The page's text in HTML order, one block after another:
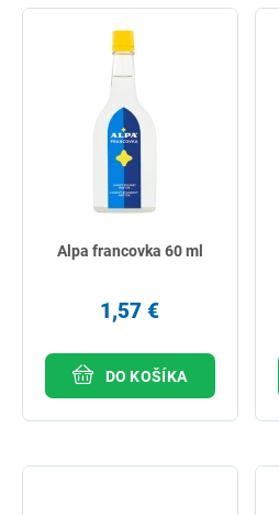
Alpa francovka 60 ml
1,57 €
DO KOŠÍKA